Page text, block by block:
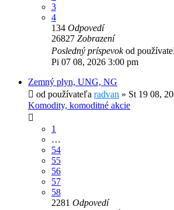
3
4
134 Odpovedí
26827 Zobrazení
Posledný príspevokod
Pi 07 08, 2026 3:00 pm
Zemný plyn, UNG, NG
od používateľa radvan » St 19 08,
Komodity, komoditné akcie
1
…
54
55
56
57
58
2281 Odpovedí